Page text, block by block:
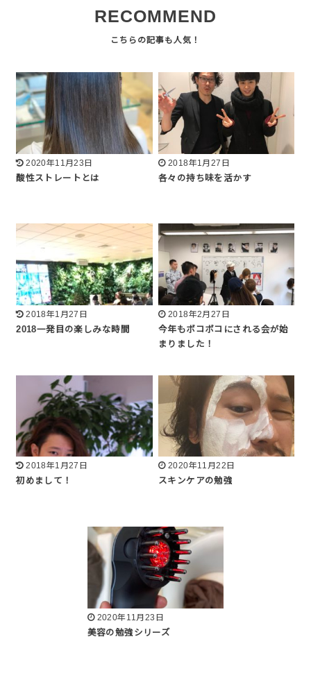
RECOMMEND
2020年11月23日
酸性ストレートとは
2018年1月27日
各々の持ち味を活かす
2018年1月27日
2018一発目の楽しみな時間
2018年2月27日
今年もボコボコにされる会が始
まりました！
2018年1月27日
初めまして！
2020年11月22日
スキンケアの勉強
2020年11月23日
美容の勉強シリーズ